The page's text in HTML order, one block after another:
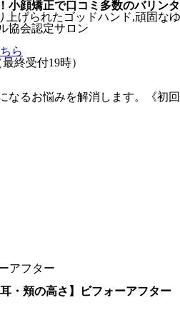
小顔矯正で口コミ多数のバリン
終受付19時）
アフター
・頬の高さ】ビフォーアフター